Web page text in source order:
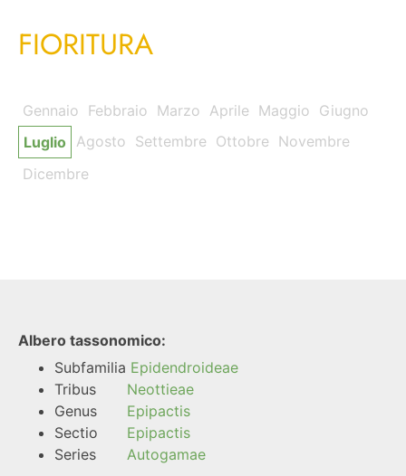
Albero tassonomico:
Subfamilia Epidendroideae
Tribus
Neottieae
Genus
Epipactis
Sectio
Epipactis
Series
Autogamae
FIORITURA
Gennaio Febbraio Marzo Aprile Maggio Giugno
Luglio
Agosto Settembre Ottobre Novembre
Dicembre